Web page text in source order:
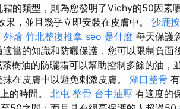
的類型，則為您發明了Vichy的50因素
，並且幾乎立即安裝在皮膚中。 沙鹿
外燴 竹北整復推拿 seo 是什麼 每天保護
當的知識和防曬保護，您可以限制負面
樹油的防曬霜可以幫助控制多餘的油，
在皮膚中以避免刺激皮膚。 湖口整骨
的時間。 北屯 整骨 台中油壓 有適度的